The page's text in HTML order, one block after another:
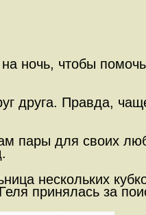
ночь, чтобы
друга. Правда,
пары для своих
нескольких
принялась за